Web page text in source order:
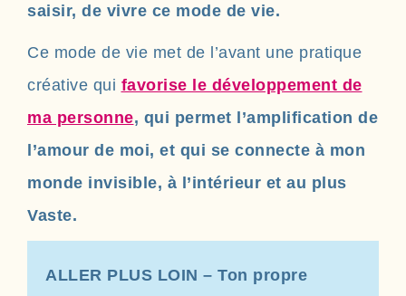
saisir, de vivre ce mode de vie.
Ce mode de vie met de l’avant une pratique
créative qui favorise le développement de
ma personne, qui permet l’amplification de
l’amour de moi, et qui se connecte à mon
monde invisible, à l’intérieur et au plus
Vaste.
ALLER PLUS LOIN – Ton propre